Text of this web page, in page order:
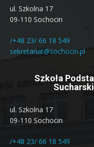
ul. Szkolna 17
09-110 Sochocin
/+48 23/ 66 18 549
sekretariat@sochocin.pl
Szkoła
ul. Szkolna 17
09-110 Sochocin
/+48 23/ 66 18 549